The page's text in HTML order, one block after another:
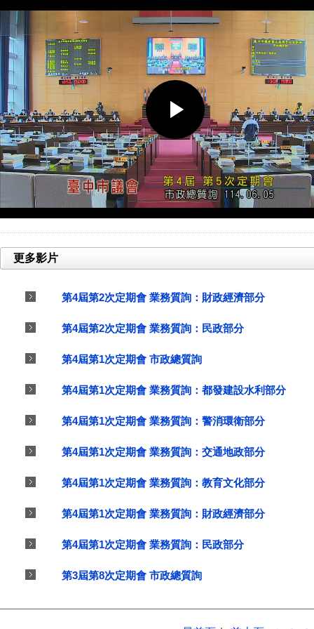
更多影片
第4屆第2次定期會 業務質詢：財政經濟部分
第4屆第2次定期會 業務質詢：民政部分
第4屆第1次定期會 市政總質詢
第4屆第1次定期會 業務質詢：都發建設水利部分
第4屆第1次定期會 業務質詢：警消環衛部分
第4屆第1次定期會 業務質詢：交通地政部分
第4屆第1次定期會 業務質詢：教育文化部分
第4屆第1次定期會 業務質詢：財政經濟部分
第4屆第1次定期會 業務質詢：民政部分
第3屆第8次定期會 市政總質詢